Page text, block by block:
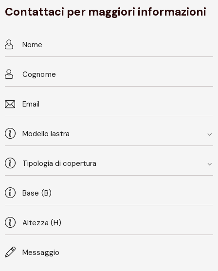
Contattaci per maggiori informazioni